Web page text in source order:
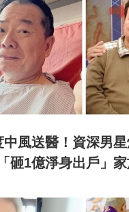
中風送醫！資深男
1億淨身出戶」家